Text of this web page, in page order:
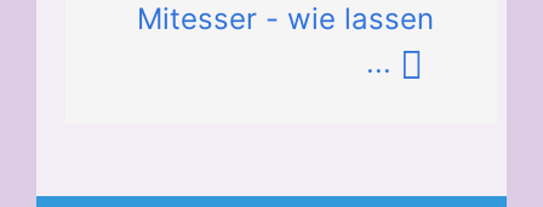
Mitesser - wie lassen
...